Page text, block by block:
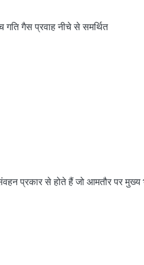
गैस प्रवाह नीचे से समर्थित
प्रकार से होते हैं जो आमतौर पर मुख्य